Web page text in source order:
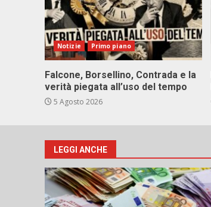
Notizie Primo piano
Falcone, Borsellino, Contrada e la
verità piegata all’uso del tempo
5 Agosto 2026
LEGGI ANCHE